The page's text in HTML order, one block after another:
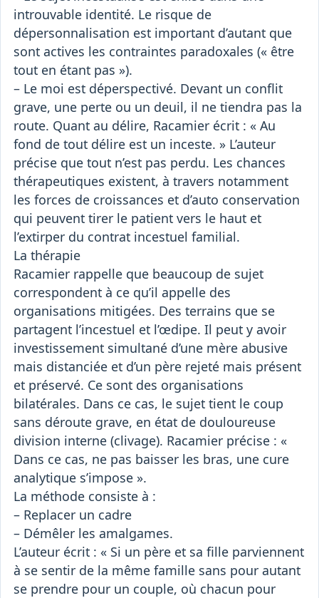
introuvable identité. Le risque de
dépersonnalisation est important d’autant que
sont actives les contraintes paradoxales (« être
tout en étant pas »).
– Le moi est déperspectivé. Devant un conflit
grave, une perte ou un deuil, il ne tiendra pas la
route. Quant au délire, Racamier écrit : « Au
fond de tout délire est un inceste. » L’auteur
précise que tout n’est pas perdu. Les chances
thérapeutiques existent, à travers notamment
les forces de croissances et d’auto conservation
qui peuvent tirer le patient vers le haut et
l’extirper du contrat incestuel familial.
La thérapie
Racamier rappelle que beaucoup de sujet
correspondent à ce qu’il appelle des
organisations mitigées. Des terrains que se
partagent l’incestuel et l’œdipe. Il peut y avoir
investissement simultané d’une mère abusive
mais distanciée et d’un père rejeté mais présent
et préservé. Ce sont des organisations
bilatérales. Dans ce cas, le sujet tient le coup
sans déroute grave, en état de douloureuse
division interne (clivage). Racamier précise : «
Dans ce cas, ne pas baisser les bras, une cure
analytique s’impose ».
La méthode consiste à :
– Replacer un cadre
– Démêler les amalgames.
L’auteur écrit : « Si un père et sa fille parviennent
à se sentir de la même famille sans pour autant
se prendre pour un couple, où chacun pour